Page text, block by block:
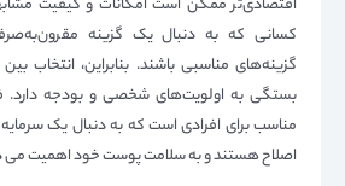
اقتصادی‌تر ممکن است امکانات و کیفیت
کسانی که به دنبال یک گزینه
گزینه‌های مناسبی باشند. بنابراین، انتخاب
بستگی به اولویت‌های شخصی و بودجه دارد.
مناسب برای افرادی است که به دنبال یک
اصلاح هستند و به سلامت پوست خود اهمیت می